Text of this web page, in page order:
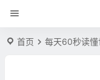
首页 每天60秒读懂